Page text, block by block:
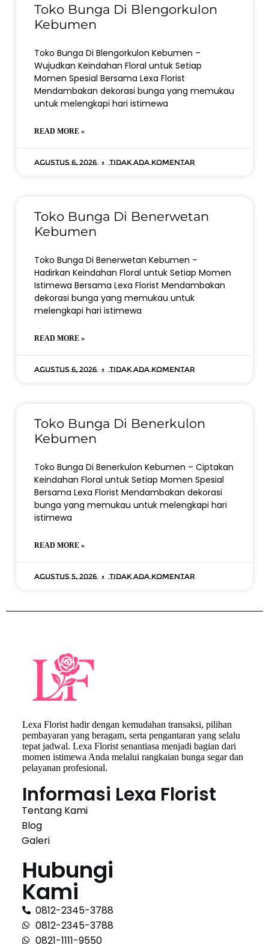
Toko Bunga Di Blengorkulon
Kebumen
Toko Bunga Di Blengorkulon Kebumen –
Wujudkan Keindahan Floral untuk Setiap
Momen Spesial Bersama Lexa Florist
Mendambakan dekorasi bunga yang memukau
untuk melengkapi hari istimewa
READ MORE »
Agustus 6, 2026 Tidak ada komentar
Toko Bunga Di Benerwetan
Kebumen
Toko Bunga Di Benerwetan Kebumen –
Hadirkan Keindahan Floral untuk Setiap Momen
Istimewa Bersama Lexa Florist Mendambakan
dekorasi bunga yang memukau untuk
melengkapi hari istimewa
READ MORE »
Agustus 6, 2026 Tidak ada komentar
Toko Bunga Di Benerkulon
Kebumen
Toko Bunga Di Benerkulon Kebumen – Ciptakan
Keindahan Floral untuk Setiap Momen Spesial
Bersama Lexa Florist Mendambakan dekorasi
bunga yang memukau untuk melengkapi hari
istimewa
READ MORE »
Agustus 5, 2026 Tidak ada komentar
Lexa Florist hadir dengan kemudahan transaksi, pilihan
pembayaran yang beragam, serta pengantaran yang selalu
tepat jadwal. Lexa Florist senantiasa menjadi bagian dari
momen istimewa Anda melalui rangkaian bunga segar dan
pelayanan profesional.
Informasi Lexa Florist
Tentang Kami
Blog
Galeri
Hubungi
Kami
0812-2345-3788
0812-2345-3788
0821-1111-9550